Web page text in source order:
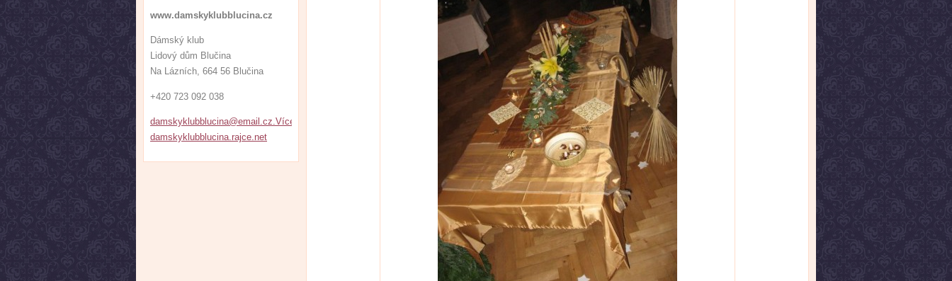
www.damskyklubblucina.cz
Dámský klub
Lidový dům Blučina
Na Lázních, 664 56 Blučina
+420 723 092 038
damskyklubblucina@email.cz.VíceFOTEKznašichakcína-
damskyklubblucina.rajce.net